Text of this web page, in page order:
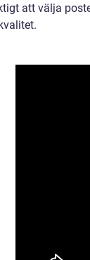
att välja